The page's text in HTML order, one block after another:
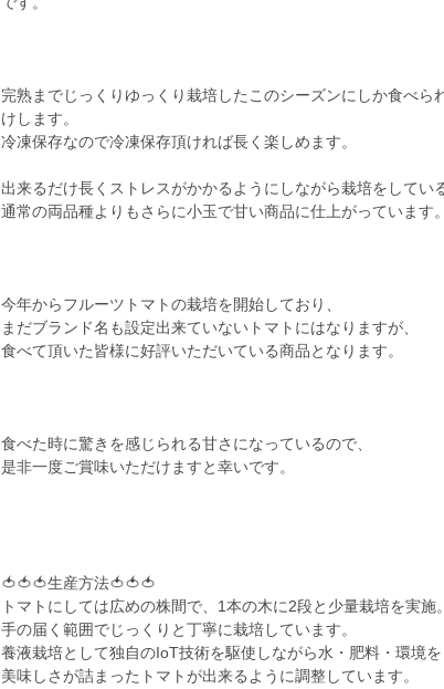
完熟までじっくりゆっくり栽培したこのシーズンにしか食べら
けします。
冷凍保存なので冷凍保存頂ければ長く楽しめます。
出来るだけ長くストレスがかかるようにしながら栽培をしてい
通常の両品種よりもさらに小玉で甘い商品に仕上がっています。
今年からフルーツトマトの栽培を開始しており、
まだブランド名も設定出来ていないトマトにはなりますが、
食べて頂いた皆様に好評いただいている商品となります。
食べた時に驚きを感じられる甘さになっているので、
是非一度ご賞味いただけますと幸いです。
🍅🍅🍅生産方法🍅🍅🍅
トマトにしては広めの株間で、1本の木に2段と少量栽培を実施。
手の届く範囲でじっくりと丁寧に栽培しています。
養液栽培として独自のIoT技術を駆使しながら水・肥料・環境を
美味しさが詰まったトマトが出来るように調整しています。